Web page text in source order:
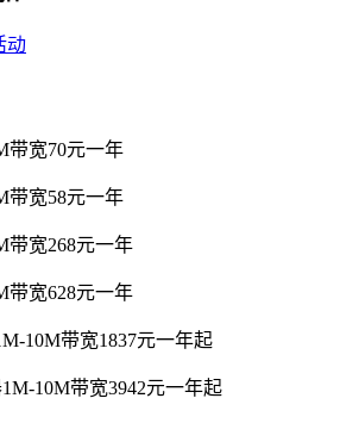
带宽70元一年
带宽58元一年
带宽268元一年
带宽628元一年
10M带宽1837元一年起
10M带宽3942元一年起